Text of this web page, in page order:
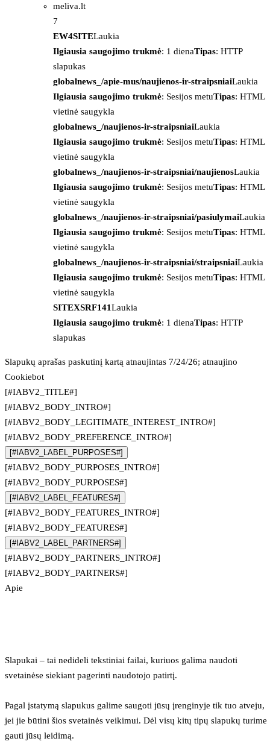
meliva.lt
7
EW4SITELaukia
Ilgiausia saugojimo trukmė: 1 dienaTipas: HTTP
slapukas
globalnews_/apie-mus/naujienos-ir-straipsniaiLaukia
Ilgiausia saugojimo trukmė: Sesijos metuTipas: HTML
vietinė saugykla
globalnews_/naujienos-ir-straipsniaiLaukia
Ilgiausia saugojimo trukmė: Sesijos metuTipas: HTML
vietinė saugykla
globalnews_/naujienos-ir-straipsniai/naujienosLaukia
Ilgiausia saugojimo trukmė: Sesijos metuTipas: HTML
vietinė saugykla
globalnews_/naujienos-ir-straipsniai/pasiulymaiLaukia
Ilgiausia saugojimo trukmė: Sesijos metuTipas: HTML
vietinė saugykla
globalnews_/naujienos-ir-straipsniai/straipsniaiLaukia
Ilgiausia saugojimo trukmė: Sesijos metuTipas: HTML
vietinė saugykla
SITEXSRF141Laukia
Ilgiausia saugojimo trukmė: 1 dienaTipas: HTTP
slapukas
Slapukų aprašas paskutinį kartą atnaujintas 7/24/26; atnaujino
Cookiebot
[#IABV2_TITLE#]
[#IABV2_BODY_INTRO#]
[#IABV2_BODY_LEGITIMATE_INTEREST_INTRO#]
[#IABV2_BODY_PREFERENCE_INTRO#]
[#IABV2_LABEL_PURPOSES#]
[#IABV2_BODY_PURPOSES_INTRO#]
[#IABV2_BODY_PURPOSES#]
[#IABV2_LABEL_FEATURES#]
[#IABV2_BODY_FEATURES_INTRO#]
[#IABV2_BODY_FEATURES#]
[#IABV2_LABEL_PARTNERS#]
[#IABV2_BODY_PARTNERS_INTRO#]
[#IABV2_BODY_PARTNERS#]
Apie
Slapukai – tai nedideli tekstiniai failai, kuriuos galima naudoti
svetainėse siekiant pagerinti naudotojo patirtį.
Pagal įstatymą slapukus galime saugoti jūsų įrenginyje tik tuo atveju,
jei jie būtini šios svetainės veikimui. Dėl visų kitų tipų slapukų turime
gauti jūsų leidimą.